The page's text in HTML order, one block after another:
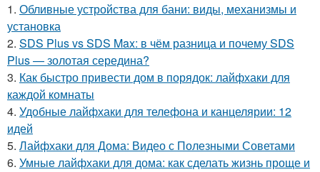
1. Обливные устройства для бани: виды, механизмы и
установка
2. SDS Plus vs SDS Max: в чём разница и почему SDS
Plus — золотая середина?
3. Как быстро привести дом в порядок: лайфхаки для
каждой комнаты
4. Удобные лайфхаки для телефона и канцелярии: 12
идей
5. Лайфхаки для Дома: Видео с Полезными Советами
6. Умные лайфхаки для дома: как сделать жизнь проще и